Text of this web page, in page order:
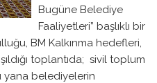
Bugüne Belediye
Faaliyetleri” başlıklı bir
BM Kalkınma hedefleri,
toplantıda; sivil toplum
yana belediyelerin